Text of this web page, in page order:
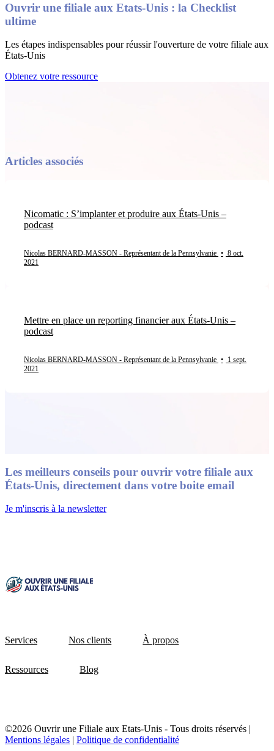
Ouvrir une filiale aux Etats-Unis : la Checklist
ultime
Les étapes indispensables pour réussir l'ouverture de votre filiale aux
États-Unis
Obtenez votre ressource
Articles associés
Nicomatic : S’implanter et produire aux États-Unis –
podcast
Nicolas BERNARD-MASSON - Représentant de la Pennsylvanie • 8 oct.
2021
Mettre en place un reporting financier aux États-Unis –
podcast
Nicolas BERNARD-MASSON - Représentant de la Pennsylvanie • 1 sept.
2021
Les meilleurs conseils pour ouvrir votre filiale aux
États-Unis, directement dans votre boite email
Je m'inscris à la newsletter
Services Nos clients À propos
Ressources Blog
©2026 Ouvrir une Filiale aux Etats-Unis - Tous droits réservés |
Mentions légales | Politique de confidentialité